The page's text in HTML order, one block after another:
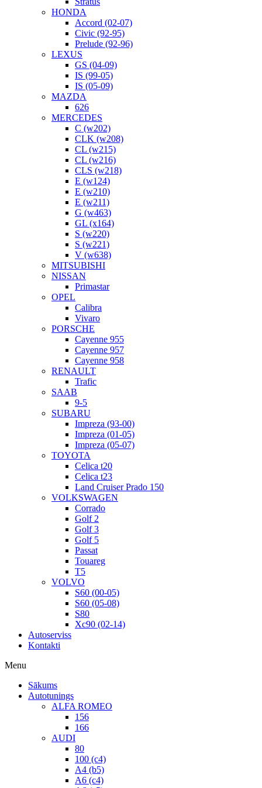
HONDA
Accord (02-07)
Civic (92-95)
Prelude (92-96)
LEXUS
GS (04-09)
IS (99-05)
IS (05-09)
MAZDA
626
MERCEDES
C (w202)
CLK (w208)
CL (w215)
CL (w216)
CLS (w218)
E (w124)
E (w210)
E (w211)
G (w463)
GL (x164)
S (w220)
S (w221)
V (w638)
MITSUBISHI
NISSAN
Primastar
OPEL
Calibra
Vivaro
PORSCHE
Cayenne 955
Cayenne 957
Cayenne 958
RENAULT
Trafic
SAAB
9-5
SUBARU
Impreza (93-00)
Impreza (01-05)
Impreza (05-07)
TOYOTA
Celica t20
Celica t23
Land Cruiser Prado 150
VOLKSWAGEN
Corrado
Golf 2
Golf 3
Golf 5
Passat
Touareg
T5
VOLVO
S60 (00-05)
S60 (05-08)
S80
Xc90 (02-14)
Autoserviss
Kontakti
Menu
Sākums
Autotunings
ALFA ROMEO
156
166
AUDI
80
100 (c4)
A4 (b5)
A6 (c4)